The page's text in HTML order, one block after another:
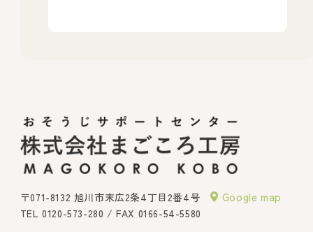
〒071-8132 旭川市末広2条4丁目2番4号 Google map
TEL0120-573-280 / FAX 0166-54-5580